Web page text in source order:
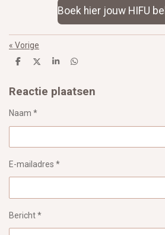
Boek hier jouw HIFU
« Vorige
D
e
n
D
l
S
r
e
D
e
n
Reactie plaatsen
Naam *
E-mailadres *
Bericht *